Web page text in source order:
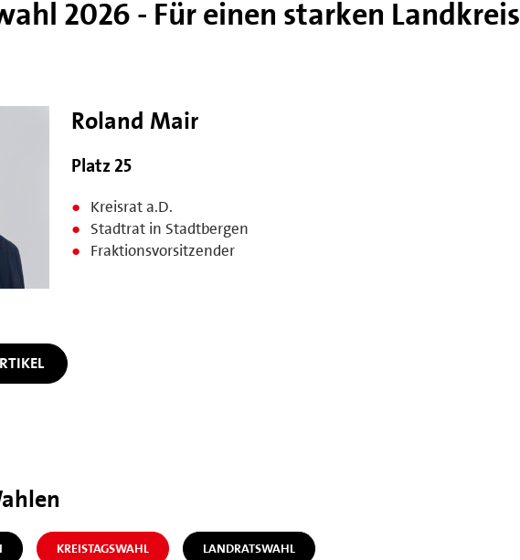
2026 - Für einen starken Landkreis
Roland Mair
Platz 25
Kreisrat a.D.
Stadtrat in Stadtbergen
Fraktionsvorsitzender
KREISTAGSWAHL LANDRATSWAHL